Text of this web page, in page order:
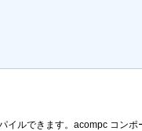
ルできます。acompc コン